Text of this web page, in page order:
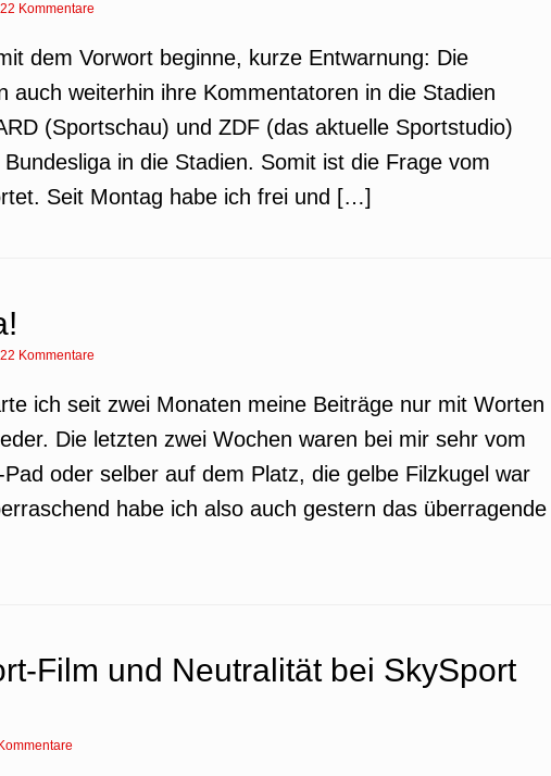
22 Kommentare
dem Vorwort beginne, kurze Entwarnung: Die
auch weiterhin ihre Kommentatoren in die Stadien
(Sportschau) und ZDF (das aktuelle Sportstudio)
in die Stadien. Somit ist die Frage vom
Seit Montag habe ich frei und […]
22 Kommentare
ich seit zwei Monaten meine Beiträge nur mit Worten
Die letzten zwei Wochen waren bei mir sehr vom
oder selber auf dem Platz, die gelbe Filzkugel war
habe ich also auch gestern das überragende
Film und Neutralität bei SkySport